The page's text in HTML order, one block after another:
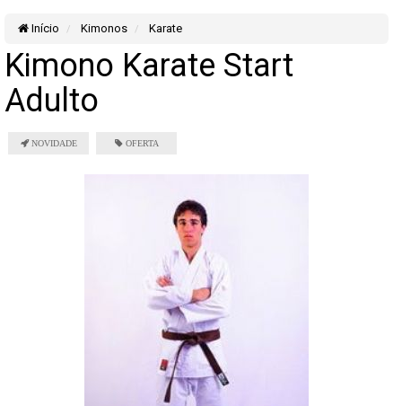
Início Kimonos Karate
Kimono Karate Start
Adulto